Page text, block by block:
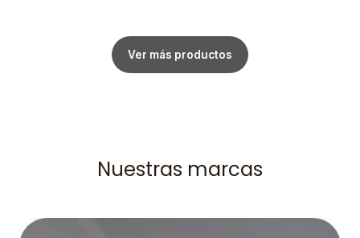
Ver más productos
Nuestras marcas